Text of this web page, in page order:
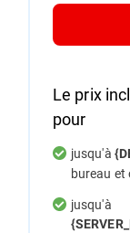
Le prix
pour
jusqu'à
bureau
jusqu'à